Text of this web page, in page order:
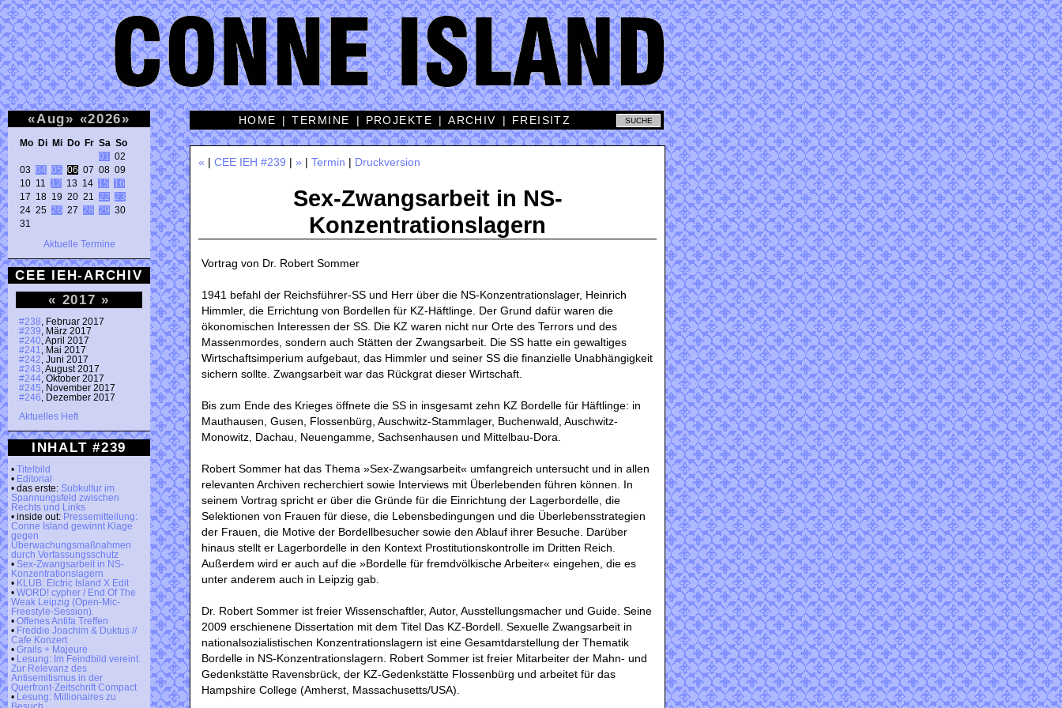
«Aug» «2026»
Mo Di Mi Do Fr Sa So
01
02
03 04 05 06 07 08 09
10 11 12 13 14 15
16
17 18 19 20 21 22
23
24 25 26 27 28 29 30
31
Aktuelle Termine
CEE IEH-ARCHIV
« 2017 »
#238 , Februar 2017
#239 , März 2017
#240 , April 2017
#241
, Mai 2017
#242 , Juni 2017
#243 , August 2017
#244 , Oktober 2017
#245 , November 2017
#246 , Dezember 2017
Aktuelles Heft
INHALT #239
• Titelbild
• Editorial
• das erste: Subkultur im
Spannungsfeld zwischen
Rechts und Links
• inside out: Pressemitteilung:
Conne Island gewinnt Klage
gegen
Überwachungsmaßnahmen
durch Verfassungsschutz
• Sex-Zwangsarbeit in NS-
Konzentrationslagern
• KLUB: Elctric Island X Edit
• WORD! cypher / End Of The
Weak Leipzig (Open-Mic-
Freestyle-Session).
• Offenes Antifa Treffen
• Freddie Joachim & Duktus //
Cafe Konzert
• Grails + Majeure
•
Lesung: Im Feindbild vereint.
Zur Relevanz des
Antisemitismus in der
Querfront-Zeitschrift Compact
•
Lesung: Millionaires zu
HOME |TERMINE | PROJEKTE |ARCHIV | FREISITZ
« | CEE IEH #239 | » | Termin | Druckversion
Sex-Zwangsarbeit in NS-
Konzentrationslagern
Vortrag von Dr. Robert Sommer
1941 befahl der Reichsführer-SS und Herr über die NS-Konzentrationslager, Heinrich
Himmler, die Errichtung von Bordellen für KZ-Häftlinge. Der Grund dafür waren die
ökonomischen Interessen der SS. Die KZ waren nicht nur Orte des Terrors und des
Massenmordes, sondern auch Stätten der Zwangsarbeit. Die SS hatte ein gewaltiges
Wirtschaftsimperium aufgebaut, das Himmler und seiner SS die finanzielle Unabhängigkeit
sichern sollte. Zwangsarbeit war das Rückgrat dieser Wirtschaft.
Bis zum Ende des Krieges öffnete die SS in insgesamt zehn KZ Bordelle für Häftlinge: in
Mauthausen, Gusen, Flossenbürg, Auschwitz-Stammlager, Buchenwald, Auschwitz-
Monowitz, Dachau, Neuengamme, Sachsenhausen und Mittelbau-Dora.
Robert Sommer hat das Thema »Sex-Zwangsarbeit« umfangreich untersucht und in allen
relevanten Archiven recherchiert sowie Interviews mit Überlebenden führen können. In
seinem Vortrag spricht er über die Gründe für die Einrichtung der Lagerbordelle, die
Selektionen von Frauen für diese, die Lebensbedingungen und die Überlebensstrategien
der Frauen, die Motive der Bordellbesucher sowie den Ablauf ihrer Besuche. Darüber
hinaus stellt er Lagerbordelle in den Kontext Prostitutionskontrolle im Dritten Reich.
Außerdem wird er auch auf die »Bordelle für fremdvölkische Arbeiter« eingehen, die es
unter anderem auch in Leipzig gab.
Dr. Robert Sommer ist freier Wissenschaftler, Autor, Ausstellungsmacher und Guide. Seine
2009 erschienene Dissertation mit dem Titel Das KZ-Bordell. Sexuelle Zwangsarbeit in
nationalsozialistischen Konzentrationslagern ist eine Gesamtdarstellung der Thematik
Bordelle in NS-Konzentrationslagern. Robert Sommer ist freier Mitarbeiter der Mahn- und
Gedenkstätte Ravensbrück, der KZ-Gedenkstätte Flossenbürg und arbeitet für das
Hampshire College (Amherst, Massachusetts/USA).